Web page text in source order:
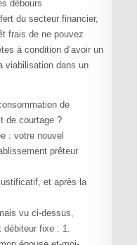
débours
du secteur financier,
frais de ne pouvez
à condition d’avoir un
viabilisation dans un
de
de courtage ?
: votre nouvel
prêteur
et après la
vu ci-dessus,
débiteur fixe : 1.